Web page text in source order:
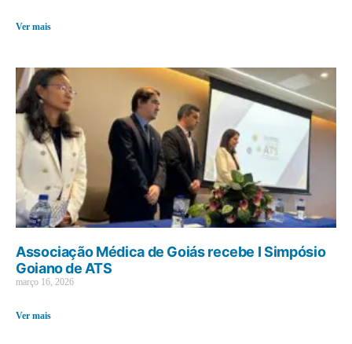
Ver mais
Associação Médica de Goiás recebe I Simpósio
Goiano de ATS
março 16, 2026
Ver mais